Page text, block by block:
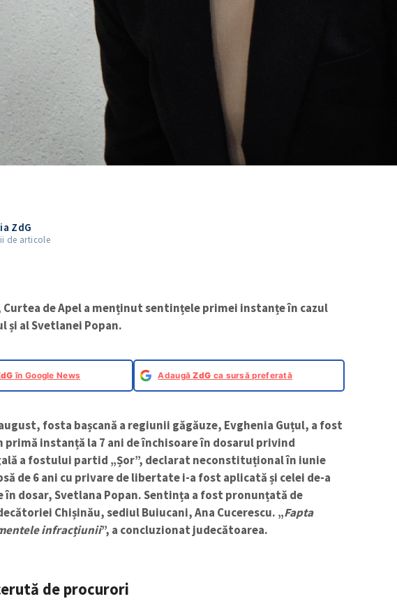
ZdG
de articole
Curtea de Apel a menținut sentințele primei instanțe în cazul
și al Svetlanei Popan.
în Google News AdaugăZdG ca sursă preferată
fosta bașcană a regiunii găgăuze, Evghenia Guțul, a fost
primă instanță la 7 ani de închisoare în dosarul privind
a fostului partid „Șor”, declarat neconstituțional în iunie
de 6 ani cu privare de libertate i-a fost aplicată și celei de-a
în dosar, Svetlana Popan. Sentința a fost pronunțată de
Chișinău, sediul Buiucani, Ana Cucerescu. „Fapta
infracțiunii”, a concluzionat judecătoarea.
de procurori